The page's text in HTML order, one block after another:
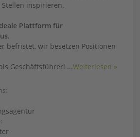
inspirieren.
Plattform für
befristet, wir besetzen Positionen
Geschäftsführer! ...Weiterlesen »